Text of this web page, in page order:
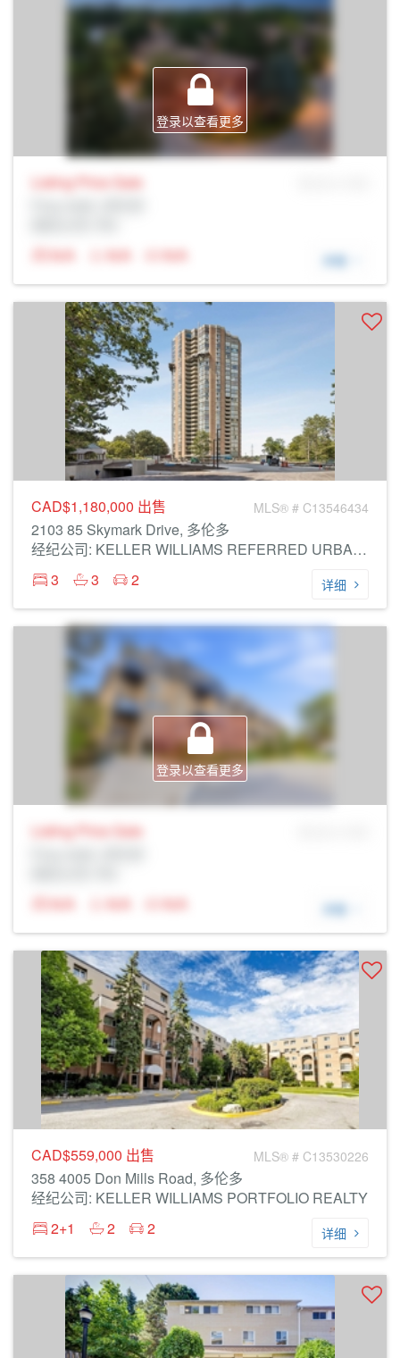
登录以查看更多
Listing Price Sale
N/A
N/A N/A 详细
CAD$1,180,000 出售 MLS® # C13546434
2103 85 Skymark Drive, 多伦多
经纪公司: KELLER WILLIAMS REFERRED URBAN REALTY
3
3 2 详细
登录以查看更多
Listing Price Sale
N/A
N/A N/A 详细
CAD$559,000 出售 MLS® # C13530226
358 4005 Don Mills Road, 多伦多
经纪公司: KELLER WILLIAMS PORTFOLIO REALTY
2+1
2 2 详细